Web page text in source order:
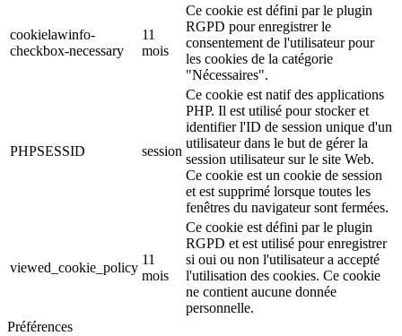
cookielawinfo-
checkbox-necessary
11
mois
Ce cookie est défini par le plugin
RGPD pour enregistrer le
consentement de l'utilisateur pour
les cookies de la catégorie
"Nécessaires".
PHPSESSID session
Ce cookie est natif des applications
PHP. Il est utilisé pour stocker et
identifier l'ID de session unique d'un
utilisateur dans le but de gérer la
session utilisateur sur le site Web.
Ce cookie est un cookie de session
et est supprimé lorsque toutes les
fenêtres du navigateur sont fermées.
viewed_cookie_policy
11
mois
Ce cookie est défini par le plugin
RGPD et est utilisé pour enregistrer
si oui ou non l'utilisateur a accepté
l'utilisation des cookies. Ce cookie
ne contient aucune donnée
personnelle.
Préférences